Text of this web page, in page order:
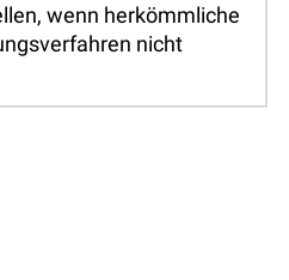
wenn herkömmliche
nicht